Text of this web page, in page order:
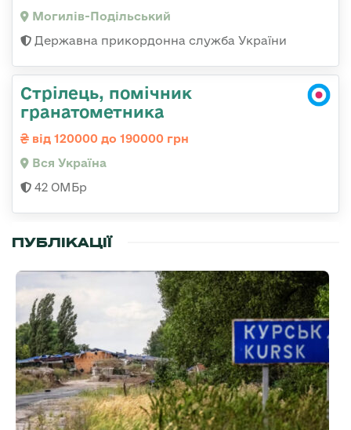
Могилів-Подільський
Державна прикордонна служба України
Стрілець, помічник
гранатометника
від 120000 до 190000 грн
Вся Україна
42 ОМБр
ПУБЛІКАЦІЇ